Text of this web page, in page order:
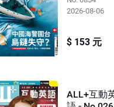
2026-08-06
$ 153 元
ALL+互動